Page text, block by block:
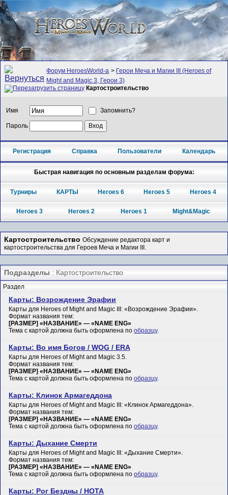
Форум HeroesWorld-а > Герои Меча и Магии III (Heroes of
Might and Magic 3, Герои 3)
Картостроительство
Имя Запомнить?
Пароль
Регистрация Справка Пользователи Календарь
Быстрая навигация по основным разделам форума:
Турниры КАРТЫ Heroes 6 Heroes 5 Heroes 4
Heroes 3 Heroes 2 Heroes 1 Might&Magic
Картостроительство Обсуждение редактора карт и
картостроительства для Героев Меча и Магии III.
Подразделы : Картостроительство
Раздел
Карты: Возрождение Эрафии
Карты для Heroes of Might and Magic III: «Возрождение Эрафии».
Формат названия тем:
[РАЗМЕР] «НАЗВАНИЕ» — «NAME ENG»
Тема с картой должна быть оформлена по образцу.
Карты: Во имя Богов / WOG / ERA
Карты для Heroes of Might and Magic 3.5.
Формат названия тем:
[РАЗМЕР] «НАЗВАНИЕ» — «NAME ENG»
Тема с картой должна быть оформлена по образцу.
Карты: Клинок Армагеддона
Карты для Heroes of Might and Magic III: «Клинок Армагеддона».
Формат названия тем:
[РАЗМЕР] «НАЗВАНИЕ» — «NAME ENG»
Тема с картой должна быть оформлена по образцу.
Карты: Дыхание Смерти
Карты для Heroes of Might and Magic III: «Дыхание Смерти».
Формат названия тем:
[РАЗМЕР] «НАЗВАНИЕ» — «NAME ENG»
Тема с картой должна быть оформлена по образцу.
Карты: Рог Бездны / HOTA